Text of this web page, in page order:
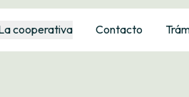
cooperativa Contacto